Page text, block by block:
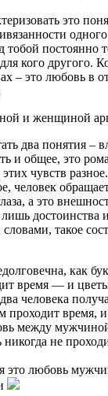
это
тобой постоянно
кого другого.
– это любовь в
два понятия –
и общее, это
этих чувств
человек
а это
достоинства
такое
как
время — и
человека
проходит время,
между
не